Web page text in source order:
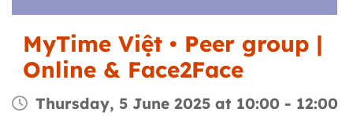
MyTime Việt • Peer group |
Online & Face2Face
Thursday, 5 June 2025 at 10:00 - 12:00